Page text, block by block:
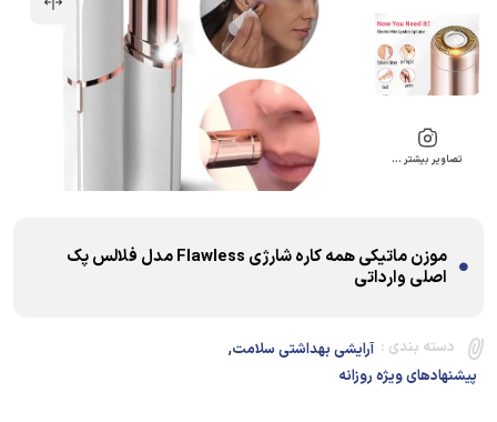
تصاویر بیشتر …
موزن ماتیکی همه کاره شارژی Flawless مدل فلالس پک
اصلی وارداتی
دسته بندی : آرایشی بهداشتی سلامت,
پیشنهادهای ویژه روزانه